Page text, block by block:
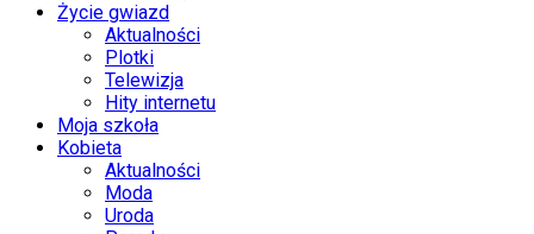
Życie gwiazd
Aktualności
Plotki
Telewizja
Hity internetu
Moja szkoła
Kobieta
Aktualności
Moda
Uroda